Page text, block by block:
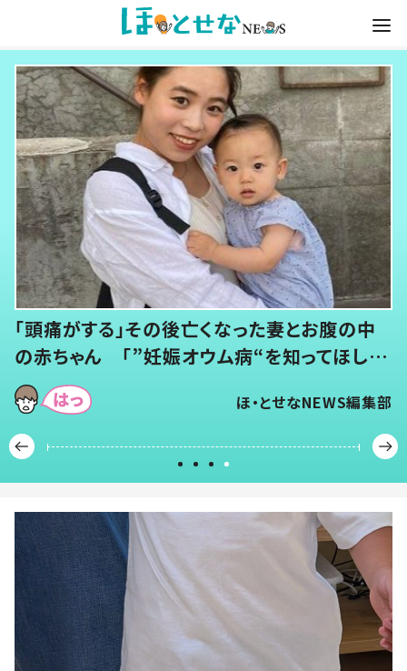
ひ孫にデレデレな80歳じいじが、抱っこする
と…ひ孫の反応に「涙が出ました」「可愛くて仕
方ない」
ほ・とせなNEWS編集部